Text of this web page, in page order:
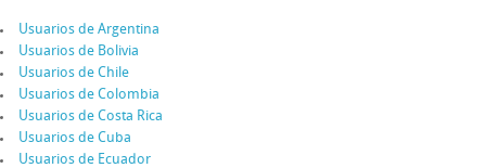
Usuarios de Argentina
Usuarios de Bolivia
Usuarios de Chile
Usuarios de Colombia
Usuarios de Costa Rica
Usuarios de Cuba
Usuarios de Ecuador